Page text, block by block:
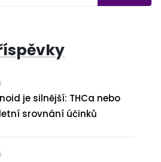
je silnější: THCa nebo
srovnání účinků